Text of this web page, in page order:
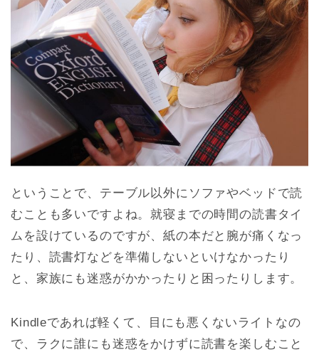
ということで、テーブル以外にソファやベッドで読
むことも多いですよね。就寝までの時間の読書タイ
ムを設けているのですが、紙の本だと腕が痛くなっ
たり、読書灯などを準備しないといけなかったり
と、家族にも迷惑がかかったりと困ったりします。
Kindleであれば軽くて、目にも悪くないライトなの
で、ラクに誰にも迷惑をかけずに読書を楽しむこと